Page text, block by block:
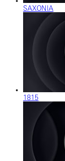
SAXONIA
1815